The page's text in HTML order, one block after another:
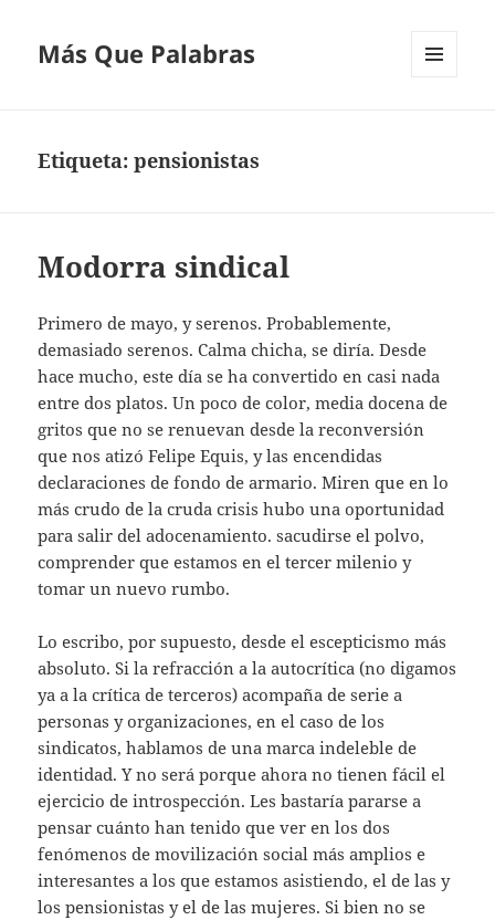
Más Que Palabras
Etiqueta:pensionistas
Modorra sindical
Primero de mayo, y serenos. Probablemente,
demasiado serenos. Calma chicha, se diría. Desde
hace mucho, este día se ha convertido en casi nada
entre dos platos. Un poco de color, media docena de
gritos que no se renuevan desde la reconversión
que nos atizó Felipe Equis, y las encendidas
declaraciones de fondo de armario. Miren que en lo
más crudo de la cruda crisis hubo una oportunidad
para salir del adocenamiento. sacudirse el polvo,
comprender que estamos en el tercer milenio y
tomar un nuevo rumbo.
Lo escribo, por supuesto, desde el escepticismo más
absoluto. Si la refracción a la autocrítica (no digamos
ya a la crítica de terceros) acompaña de serie a
personas y organizaciones, en el caso de los
sindicatos, hablamos de una marca indeleble de
identidad. Y no será porque ahora no tienen fácil el
ejercicio de introspección. Les bastaría pararse a
pensar cuánto han tenido que ver en los dos
fenómenos de movilización social más amplios e
interesantes a los que estamos asistiendo, el de las y
los pensionistas y el de las mujeres. Si bien no se